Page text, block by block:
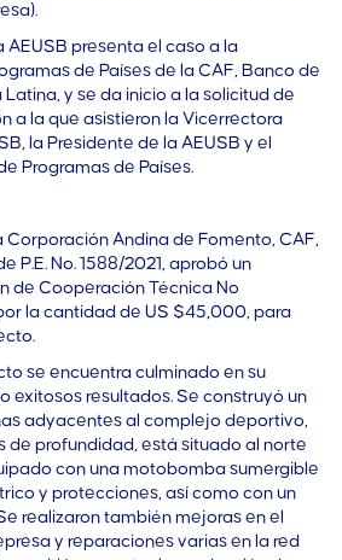
AEUSB presenta el caso a la
de Países de la CAF, Banco de
y se da inicio a la solicitud de
a la que asistieron la Vicerrectora
la Presidente de la AEUSB y el
Programas de Países.
Corporación Andina de Fomento, CAF,
P.E. No. 1588/2021, aprobó un
de Cooperación Técnica No
la cantidad de US $45,000, para
se encuentra culminado en su
exitosos resultados. Se construyó un
adyacentes al complejo deportivo,
de profundidad, está situado al norte
con una motobomba sumergible
y protecciones, así como con un
realizaron también mejoras en el
y reparaciones varias en la red